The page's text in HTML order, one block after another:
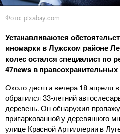
Фото: pixabay.com
Устанавливаются
иномарки в Лужском районе
колес остался специалист по
47news в правоохранительных
Около десяти вечера 18 апреля
обратился 33-летний
деревень. Он обнаружил
припаркованной у деревянного
улице Красной Артиллерии в